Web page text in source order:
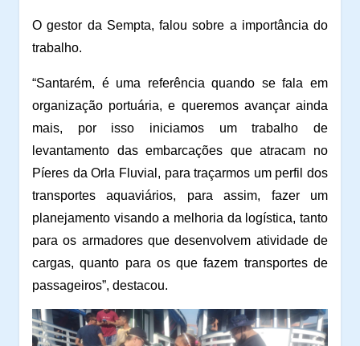
O gestor da Sempta, falou sobre a importância do
trabalho.
“Santarém, é uma referência quando se fala em
organização portuária, e queremos avançar ainda
mais, por isso iniciamos um trabalho de
levantamento das embarcações que atracam no
Píeres da Orla Fluvial, para traçarmos um perfil dos
transportes aquaviários, para assim, fazer um
planejamento visando a melhoria da logística, tanto
para os armadores que desenvolvem atividade de
cargas, quanto para os que fazem transportes de
passageiros”, destacou.